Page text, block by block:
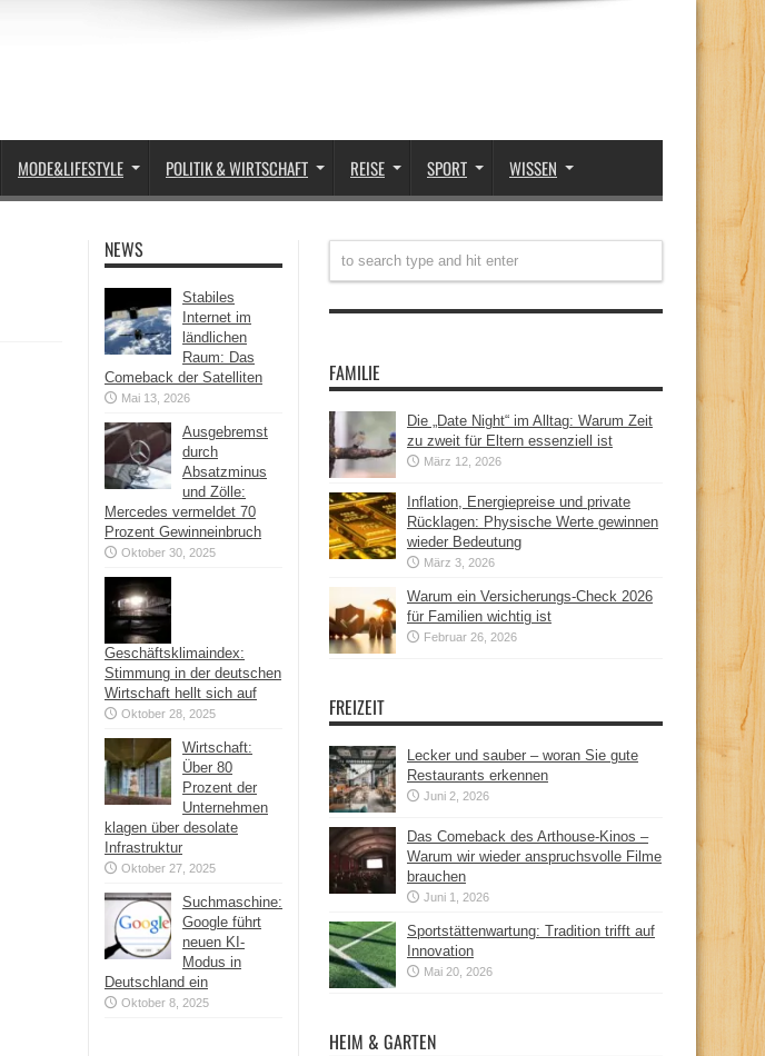
MODE&LIFESTYLE POLITIK & WIRTSCHAFT REISE SPORT WISSEN
NEWS
Stabiles
Internet im
ländlichen
Raum: Das
Comeback der Satelliten
Mai 13, 2026
Ausgebremst
durch
Absatzminus
und Zölle:
Mercedes vermeldet 70
Prozent Gewinneinbruch
Oktober 30, 2025
Geschäftsklimaindex:
Stimmung in der deutschen
Wirtschaft hellt sich auf
Oktober 28, 2025
Wirtschaft:
Über 80
Prozent der
Unternehmen
klagen über desolate
Infrastruktur
Oktober 27, 2025
Suchmaschine:
Google führt
neuen KI-
Modus in
Deutschland ein
Oktober 8, 2025
FAMILIE
Die „Date Night“ im Alltag: Warum Zeit
zu zweit für Eltern essenziell ist
März 12, 2026
Inflation, Energiepreise und private
Rücklagen: Physische Werte gewinnen
wieder Bedeutung
März 3, 2026
Warum ein Versicherungs-Check 2026
für Familien wichtig ist
Februar 26, 2026
FREIZEIT
Lecker und sauber – woran Sie gute
Restaurants erkennen
Juni 2, 2026
Das Comeback des Arthouse-Kinos –
Warum wir wieder anspruchsvolle Filme
brauchen
Juni 1, 2026
Sportstättenwartung: Tradition trifft auf
Innovation
Mai 20, 2026
HEIM & GARTEN